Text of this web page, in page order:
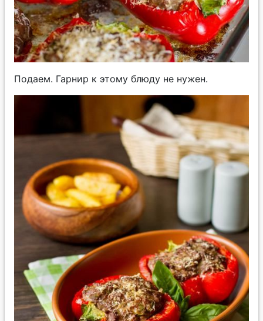
Подаем. Гарнир к этому блюду не нужен.